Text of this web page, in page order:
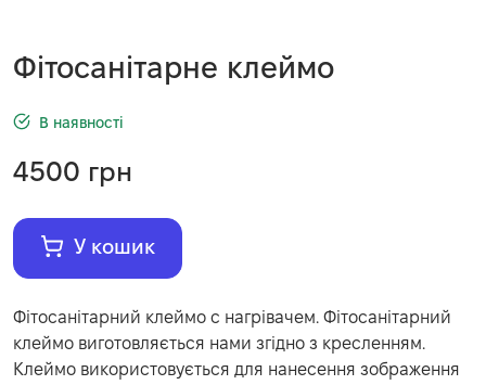
Фітосанітарне клеймо
В наявності
4500 грн
У кошик
Фітосанітарний клеймо c нагрівачем. Фітосанітарний
клеймо виготовляється нами згідно з кресленням.
Клеймо використовується для нанесення зображення